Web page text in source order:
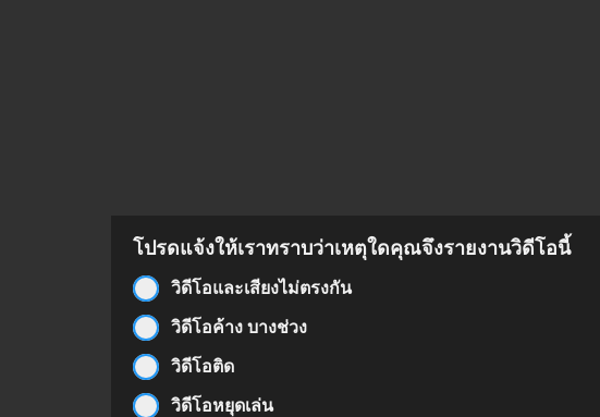
โปรดแจ้งให้เราทราบว่าเหตุใดคุณจึงรายงานวิดีโอนี้
วิดีโอและเสียงไม่ตรงกัน
วิดีโอค้าง บางช่วง
วิดีโอติด
วิดีโอหยุดเล่น